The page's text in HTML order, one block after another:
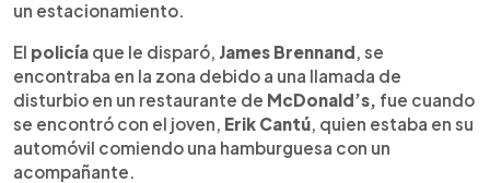
un estacionamiento.
El policía que le disparó, James Brennand , se
encontraba en la zona debido a una llamada de
disturbio en un restaurante de McDonald’s, fue cuando
se encontró con el joven, Erik Cantú , quien estaba en su
automóvil comiendo una hamburguesa con un
acompañante.